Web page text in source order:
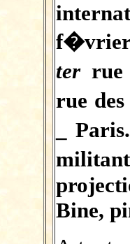
terrue
rue
_
Bine,